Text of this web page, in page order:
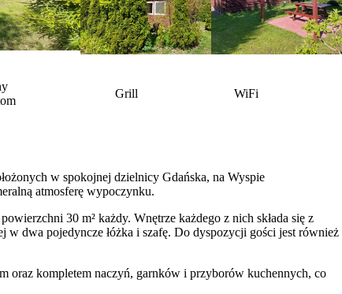
Grill WiFi
w spokojnej dzielnicy Gdańska, na Wyspie
atmosferę wypoczynku.
30 m² każdy. Wnętrze każdego z nich składa się z
w dwa pojedyncze łóżka i szafę. Do dyspozycji gości jest również
oraz kompletem naczyń, garnków i przyborów kuchennych, co